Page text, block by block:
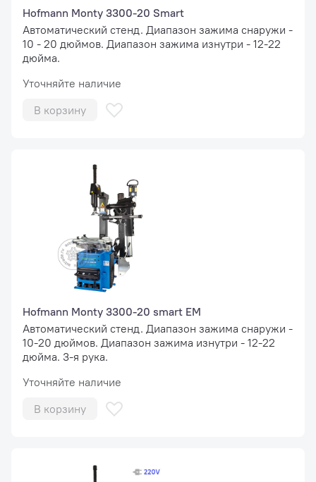
Hofmann Monty 3300-20 Smart
Автоматический стенд. Диапазон зажима снаружи -
10 - 20 дюймов. Диапазон зажима изнутри - 12-22
дюйма.
Уточняйте наличие
В корзину
Hofmann Monty 3300-20 smart EM
Автоматический стенд. Диапазон зажима снаружи -
10-20 дюймов. Диапазон зажима изнутри - 12-22
дюйма. 3-я рука.
Уточняйте наличие
В корзину